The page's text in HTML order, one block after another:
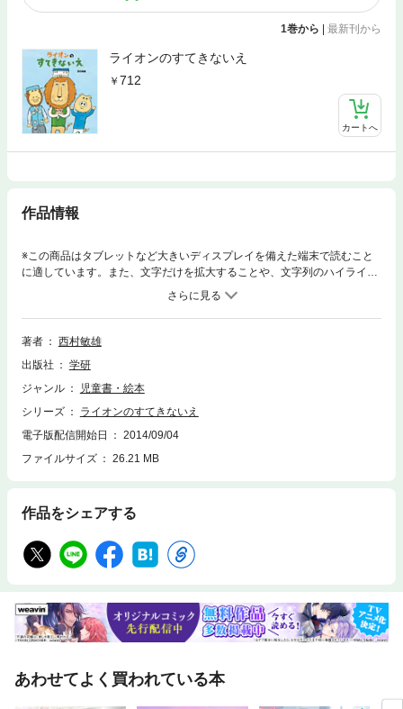
1巻から 最新刊から
ライオンのすてきないえ
712
カートへ
作品情報
※この商品はタブレットなど大きいディスプレイを備えた端末で読むこと
に適しています。また、文字だけを拡大することや、文字列のハイライ
ト、検索、辞書の参照、引用などの機能が使用できません。さるがライオ
ンに頼まれた家を建てていると、動物たちがやってきて好き勝手にお手伝
い。さるがちょっと目を離しているうちに、とんでもない家ができちゃっ
た！これじゃライオンに怒られる！果たしてさるの運命は？みんなで力を
著者
西村敏雄
出版社
学研
ジャンル
児童書・絵本
シリーズ
ライオンのすてきないえ
電子版配信開始日
2014/09/04
ファイルサイズ
26.21 MB
作品をシェアする
あわせてよく買われている本